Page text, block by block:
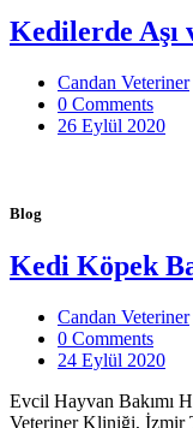
Kedilerde Aşı
Candan Veteriner
0 Comments
26 Eylül 2020
Blog
Kedi Köpek
Candan Veteriner
0 Comments
24 Eylül 2020
Evcil Hayvan Bakımı
Veteriner Kliniği, İzmir